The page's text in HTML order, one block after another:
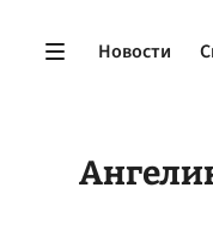
Новости